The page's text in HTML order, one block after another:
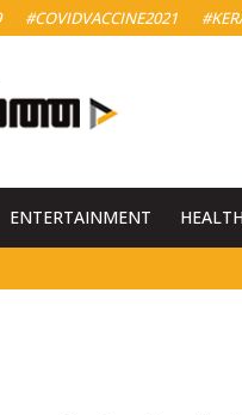
#COVIDVACCINE2021
ENTERTAINMENT